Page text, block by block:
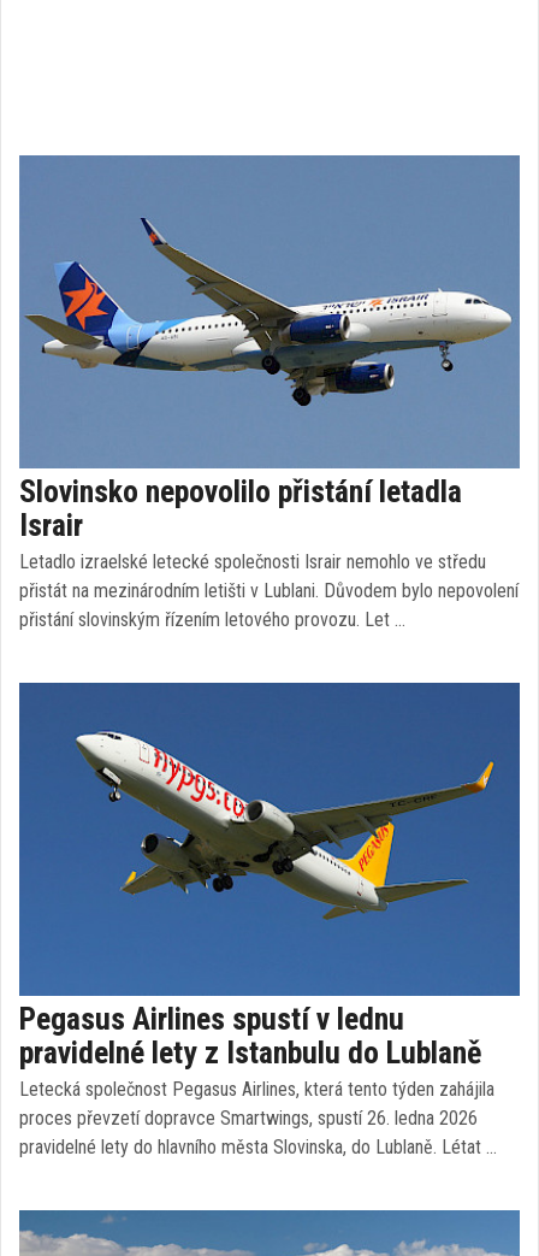
Slovinsko nepovolilo přistání letadla
Israir
Letadlo izraelské letecké společnosti Israir nemohlo ve středu
přistát na mezinárodním letišti v Lublani. Důvodem bylo nepovolení
přistání slovinským řízením letového provozu. Let …
Pegasus Airlines spustí v lednu
pravidelné lety z Istanbulu do Lublaně
Letecká společnost Pegasus Airlines, která tento týden zahájila
proces převzetí dopravce Smartwings, spustí 26. ledna 2026
pravidelné lety do hlavního města Slovinska, do Lublaně. Létat …